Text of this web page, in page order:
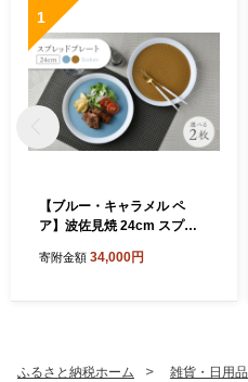
1
【ブルー・キャラメル ペ
ア】波佐見焼 24cm スプレ
55]
寄附金額 34,000円
ふるさと納税ホーム 雑貨・日用品